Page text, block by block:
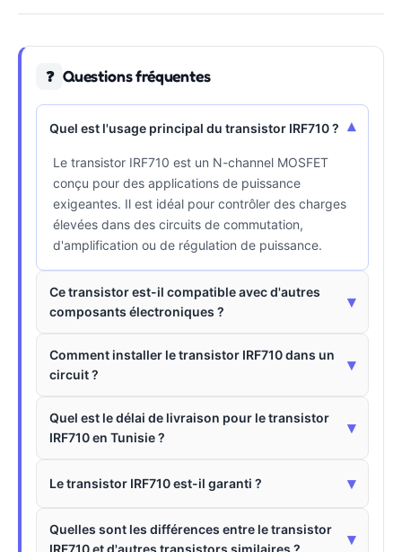
❓ Questions fréquentes
Quel est l'usage principal du transistor IRF710 ? ▾
Le transistor IRF710 est un N-channel MOSFET
conçu pour des applications de puissance
exigeantes. Il est idéal pour contrôler des charges
élevées dans des circuits de commutation,
d'amplification ou de régulation de puissance.
Ce transistor est-il compatible avec d'autres
composants électroniques ?
▾
Comment installer le transistor IRF710 dans un
circuit ?
▾
Quel est le délai de livraison pour le transistor
IRF710 en Tunisie ?
▾
Le transistor IRF710 est-il garanti ? ▾
Quelles sont les différences entre le transistor
IRF710 et d'autres transistors similaires ?
▾